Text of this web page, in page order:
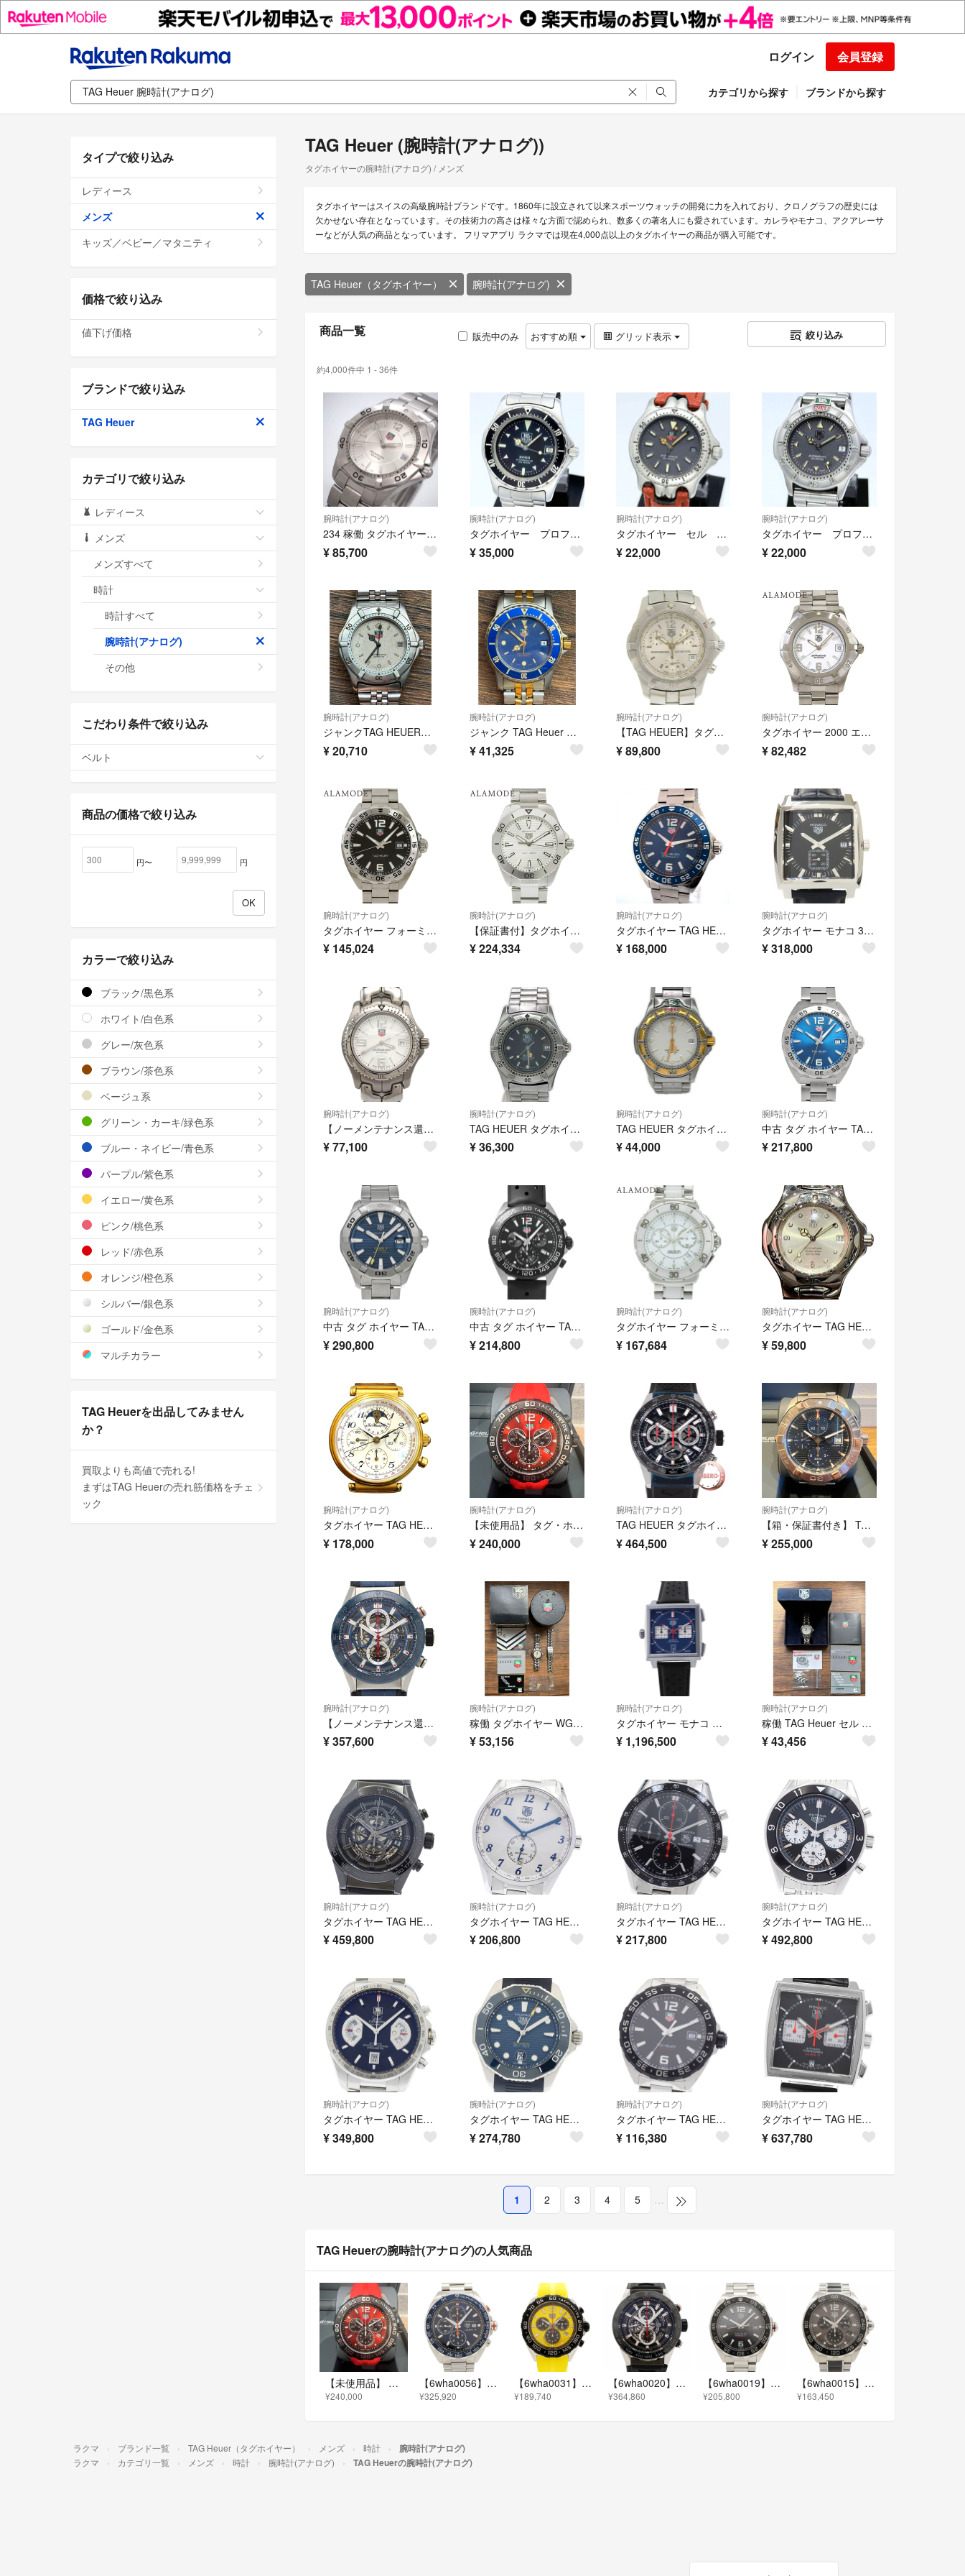
ログイン 会員登録
カテゴリから探す ブランドから探す
TAG Heuer (腕時計(アナログ))
タグホイヤーの腕時計(アナログ) / メンズ
タグホイヤーはスイスの高級腕時計ブランドです。1860年に設立されて以来スポーツウォッチの開発に力を入れており、クロノグラフの歴史には
欠かせない存在となっています。その技術力の高さは様々な方面で認められ、数多くの著名人にも愛されています。カレラやモナコ、アクアレーサ
ーなどが人気の商品となっています。 フリマアプリ ラクマでは現在4,000点以上のタグホイヤーの商品が購入可能です。
TAG Heuer（タグホイヤー） 腕時計(アナログ)
商品一覧 販売中のみ おすすめ順 グリッド表示 絞り込み
約4,000件中 1 - 36件
腕時計(アナログ)
234 稼働 タグホイヤー 時計 メンズ AQUARACER WAF1112
¥85,700
腕時計(アナログ)
タグホイヤー プロフェッショナル 973.013 クォーツ メンズ デイト
¥35,000
腕時計(アナログ)
タグホイヤー セル プロフェッショナル S99.213 グレー ボーイズ デイト
¥22,000
腕時計(アナログ)
タグホイヤー プロフェッショナル WF1211 グレー ボーイズ デイト
¥22,000
腕時計(アナログ)
ジャンクTAG HEUER 962.206 2000プロフェッショナル メンズ
¥20,710
腕時計(アナログ)
ジャンク TAG Heuer WD1223 1500 プロフェッショナル ブルー
¥41,325
腕時計(アナログ)
【TAG HEUER】タグホイヤー エクスクルーシブ CN1111 ステンレススチール クオーツ クロノグラフ メンズ シルバー文字盤 腕時計
¥89,800
腕時計(アナログ)
タグホイヤー 2000 エクスクルーシブ WN1111 SS ホワイト クオーツ メンズ 41100109955【中古】【アラモード】
¥82,482
腕時計(アナログ)
タグホイヤー フォーミュラ1 デイト WAZ1112.BA0875 SS ブラック クオーツ メンズ 41100109974【中古】【アラモード】
¥ 145,024
腕時計(アナログ)
【保証書付】タグホイヤー アクアレーサー プロフェッショナル200 WBP1111.BA0627 SS シルバー クオーツ メンズ 40802196950【中古】【アラモード】
¥224,334
腕時計(アナログ)
タグホイヤー TAG HEUER 腕時計 フォーミュラ1 デイト 43mm WAZ1010.BA0842 ブルー QZ SS【鑑定済み】正規品
¥ 168,000
腕時計(アナログ)
タグホイヤー モナコ 37mm WAW131A メンズ 腕時計【Aランク】【中古】
¥318,000
腕時計(アナログ)
【ノーメンテナンス還元価格】タグ･ホイヤー リンク WT1214.BA0554 SS クォーツ
¥77,100
腕時計(アナログ)
TAG HEUER タグホイヤー 腕時計 クオーツ ステンレススチール ブラック 本体のみ 風防曇り有 962.013
¥36,300
腕時計(アナログ)
TAG HEUER タグホイヤー 腕時計 クオーツ 200 METERS ステンレプロフェッショナル ススチール アイボリー ベゼル緩い 995.713
¥44,000
腕時計(アナログ)
中古 タグ ホイヤー TAG HEUER WAZ1118.BA0875 ブルー メンズ 腕時計
¥217,800
腕時計(アナログ)
中古 タグ ホイヤー TAG HEUER WAY2012.BA0927 ブルー メンズ 腕時計
¥290,800
腕時計(アナログ)
中古 タグ ホイヤー TAG HEUER CAZ1010.FT8024 ブラック メンズ 腕時計
¥214,800
腕時計(アナログ)
タグホイヤー フォーミュラ1 12PD CAH1211.BA0863 SS/CE ダイヤモンドインデックス 自動巻き メンズ 41100111120【中古】【アラモード】
¥ 167,684
腕時計(アナログ)
タグホイヤー TAG HEUER キリウム クロノメーター WL5115 腕時計 メンズ 送料無料 【中古】
¥59,800
腕時計(アナログ)
タグホイヤー TAG HEUER エドワードホイヤー 188.215/1 腕時計 メンズ 送料無料 【中古】
¥ 178,000
腕時計(アナログ)
【未使用品】 タグ・ホイヤー フォーミュラ1クロノグラフ CAZ101AN
¥240,000
腕時計(アナログ)
TAG HEUER タグホイヤー カレラ キャリバー ホイヤー02 クロノグラフ CBG2010.FT6143 ステンレススチール【中古】
¥464,500
腕時計(アナログ)
【箱・保証書付き】 TAG HEUERアクアレーサーCAY2112.BA0927
¥255,000
腕時計(アナログ)
【ノーメンテナンス還元価格】タグ･ホイヤー カレラ･キャリバーホイヤー01クロノ CAR201T.FC6406 SS 自動巻
¥357,600
腕時計(アナログ)
稼働 タグホイヤー WG1212-K0 セル プロフェッショナル 替えベルト付き
¥53,156
腕時計(アナログ)
タグホイヤー モナコ クロノグラフ CDW2181.FC8360 TAG Heuer 腕時計 ウォッチ ブルー文字盤
¥ 1,196,500
腕時計(アナログ)
稼働 TAG Heuer セル プロフェッショナル S90.813 ヴィンテージ
¥43,456
腕時計(アナログ)
タグホイヤー TAG HEUER CAR2A90 カレラ キャリバー ホイヤー01 自動巻き メンズ 保証書付き_974933
¥459,800
腕時計(アナログ)
タグホイヤー TAG HEUER WAS2111 カレラ ヘリテージ キャリバー6 デイト 自動巻き メンズ 良品 保証書付き_974276
¥206,800
腕時計(アナログ)
タグホイヤー TAG HEUER CV2014-2 カレラ クロノグラフ デイト 自動巻き メンズ _965051
¥217,800
腕時計(アナログ)
タグホイヤー TAG HEUER CBE2110.BA0687 オータヴィア ヘリテージ キャリバー02 クロノグラフ 自動巻き メンズ 保証書付き_974910
¥492,800
腕時計(アナログ)
タグホイヤー TAG HEUER CAV511A.BA0902 グランドカレラ キャリバー17 クロノグラフ 自動巻き メンズ 箱・保証書付き_960573
¥349,800
腕時計(アナログ)
タグホイヤー TAG HEUER WBP201B アクアレーサー プロフェッショナル300 デイト 自動巻き メンズ 箱・保証書付き_974488
¥274,780
腕時計(アナログ)
タグホイヤー TAG HEUER WAZ1110 フォーミュラ1 デイト クォーツ メンズ 美品 _974936
¥ 116,380
腕時計(アナログ)
タグホイヤー TAG HEUER CAW2114-0 モナコ レーシング クロノグラフ キャリバー12 自動巻き メンズ 箱・保証書付き_972349
¥637,780
1 2 3 4 5 …
TAG Heuerの腕時計(アナログ)の人気商品
【未使用品】 タグ・ホイヤー フォーミュラ1クロノグラフ CAZ101AN
¥240,000
【6wha0056】タグホイヤー フォーミュラ1 キャリバー16 CAZ201G ネイビー文字盤【中古】腕時計 メンズ
¥325,920
【6wha0031】タグホイヤー フォーミュラ1 クロノグラフ CAZ101AM イエロー文字盤【中古】腕時計 メンズ
¥189,740
【6wha0020】タグホイヤー カレラ クロノグラフ CAR2A1Z スケルトン文字盤【中古】腕時計 メンズ
¥364,860
【6wha0019】タグホイヤー フォーミュラ1 キャリバー5 WAZ2011 グレー文字盤【中古】腕時計 メンズ
¥205,800
【6wha0015】タグホイヤー フォーミュラ1 クロノグラフ CAZ1011 グレー文字盤【中古】腕時計 メンズ
¥163,450
タイプで絞り込み
レディース
メンズ
キッズ／ベビー／マタニティ
価格で絞り込み
値下げ価格
ブランドで絞り込み
TAG Heuer
カテゴリで絞り込み
レディース
メンズ
メンズすべて
時計
時計すべて
腕時計(アナログ)
その他
こだわり条件で絞り込み
ベルト
商品の価格で絞り込み
円〜 円
カラーで絞り込み
ブラック/黒色系
ホワイト/白色系
グレー/灰色系
ブラウン/茶色系
ベージュ系
グリーン・カーキ/緑色系
ブルー・ネイビー/青色系
パープル/紫色系
イエロー/黄色系
ピンク/桃色系
レッド/赤色系
オレンジ/橙色系
シルバー/銀色系
ゴールド/金色系
マルチカラー
TAG Heuerを出品してみません
か？
買取よりも高値で売れる!
まずはTAG Heuerの売れ筋価格をチェ
ック
ラクマ ブランド一覧 TAG Heuer（タグホイヤー） メンズ 時計 腕時計(アナログ)
ラクマ カテゴリ一覧 メンズ 時計 腕時計(アナログ) TAG Heuerの腕時計(アナログ)